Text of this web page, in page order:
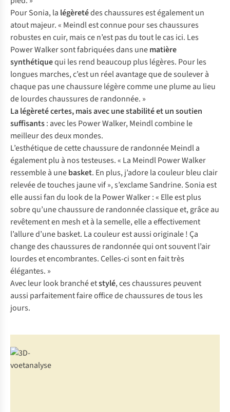
Pour Sonia, la légèretédes chaussures est également un
atout majeur. « Meindl est connue pour ses chaussures
robustes en cuir, mais ce n’est pas du tout le cas ici. Les
Power Walker sont fabriquées dans unematière
synthétiquequi les rend beaucoup plus légères. Pour les
longues marches, c’est un réel avantage que de soulever à
chaque pas une chaussure légère comme une plume au lieu
de lourdes chaussures de randonnée. »
La légèreté certes, mais avec une stabilité et un soutien
suffisants: avec les Power Walker, Meindl combine le
meilleur des deux mondes.
L’esthétique de cette chaussure de randonnée Meindl a
également plu à nos testeuses. « La Meindl Power Walker
ressemble à unebasket. En plus, j’adore la couleur bleu clair
relevée de touches jaune vif », s’exclame Sandrine. Sonia est
elle aussi fan du look de la Power Walker : « Elle est plus
sobre qu’une chaussure de randonnée classique et, grâce au
revêtement en mesh et à la semelle, elle a effectivement
l’allure d’une basket. La couleur est aussi originale ! Ça
change des chaussures de randonnée qui ont souvent l’air
lourdes et encombrantes. Celles-ci sont en fait très
élégantes. »
Avec leur look branché etstylé, ces chaussures peuvent
aussi parfaitement faire office de chaussures de tous les
jours.